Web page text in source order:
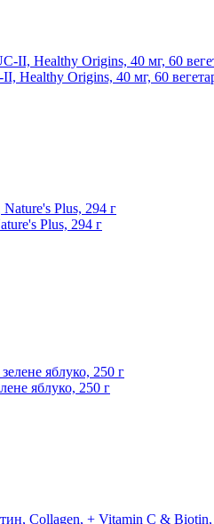
Healthy Origins, 40 мг, 60
Plus, 294 г
яблуко, 250 г